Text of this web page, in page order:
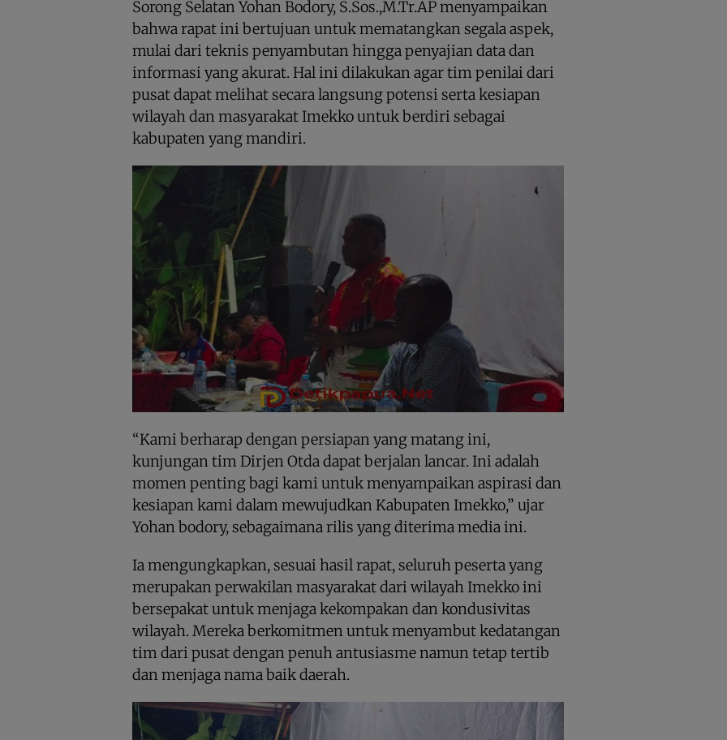
Sorong Selatan Yohan Bodory, S.Sos.,M.Tr.AP menyampaikan
bahwa rapat ini bertujuan untuk mematangkan segala aspek,
mulai dari teknis penyambutan hingga penyajian data dan
informasi yang akurat. Hal ini dilakukan agar tim penilai dari
pusat dapat melihat secara langsung potensi serta kesiapan
wilayah dan masyarakat Imekko untuk berdiri sebagai
kabupaten yang mandiri.
“Kami berharap dengan persiapan yang matang ini,
kunjungan tim Dirjen Otda dapat berjalan lancar. Ini adalah
momen penting bagi kami untuk menyampaikan aspirasi dan
kesiapan kami dalam mewujudkan Kabupaten Imekko,” ujar
Yohan bodory, sebagaimana rilis yang diterima media ini.
Ia mengungkapkan, sesuai hasil rapat, seluruh peserta yang
merupakan perwakilan masyarakat dari wilayah Imekko ini
bersepakat untuk menjaga kekompakan dan kondusivitas
wilayah. Mereka berkomitmen untuk menyambut kedatangan
tim dari pusat dengan penuh antusiasme namun tetap tertib
dan menjaga nama baik daerah.